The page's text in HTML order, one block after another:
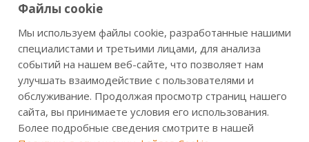
Новости
Сертификаты
Продукция
Сейфы для дома
Офисные сейфы
Файлы cookie
Мы используем файлы cookie, разработанные нашими
специалистами и третьими лицами, для анализа
событий на нашем веб-сайте, что позволяет нам
улучшать взаимодействие с пользователями и
обслуживание. Продолжая просмотр страниц нашего
сайта, вы принимаете условия его использования.
Более подробные сведения смотрите в нашей